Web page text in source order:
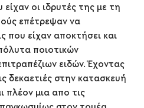
είχαν οι ιδρυτές της με τη
επέτρεψαν να
που είχαν αποκτήσει και
ποιοτικών
ειδών. Έχοντας
δεκαετιές στην κατασκευή
πλέον μια απο τις